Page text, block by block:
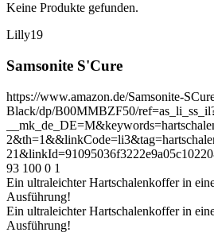
Keine Produkte gefunden.
Lilly19
Samsonite S'Cure
https://www.amazon.de/Samsonite-
Black/dp/B00MMBZF50/
93 100 0 1
Ein ultraleichter Hartschalenkoffer in
Ausführung!
Ein ultraleichter Hartschalenkoffer in
Ausführung!